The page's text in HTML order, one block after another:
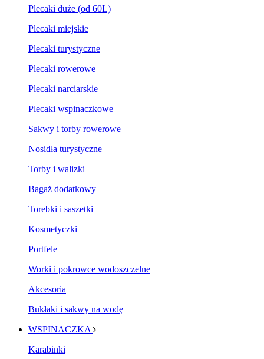
Plecaki duże (od 60L)
Plecaki miejskie
Plecaki turystyczne
Plecaki rowerowe
Plecaki narciarskie
Plecaki wspinaczkowe
Sakwy i torby rowerowe
Nosidła turystyczne
Torby i walizki
Bagaż dodatkowy
Torebki i saszetki
Kosmetyczki
Portfele
Worki i pokrowce wodoszczelne
Akcesoria
Bukłaki i sakwy na wodę
WSPINACZKA
Karabinki